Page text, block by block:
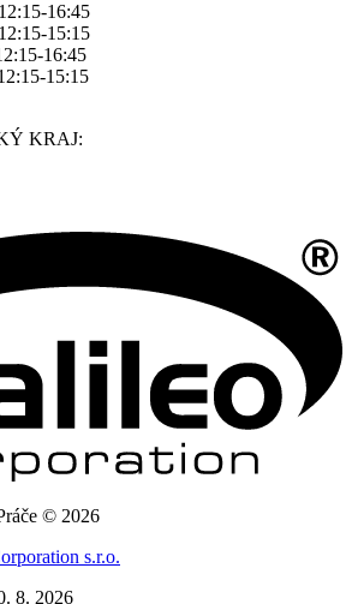
16:45
15:15
16:45
15:15
KRAJ:
© 2026
s.r.o.
8. 2026